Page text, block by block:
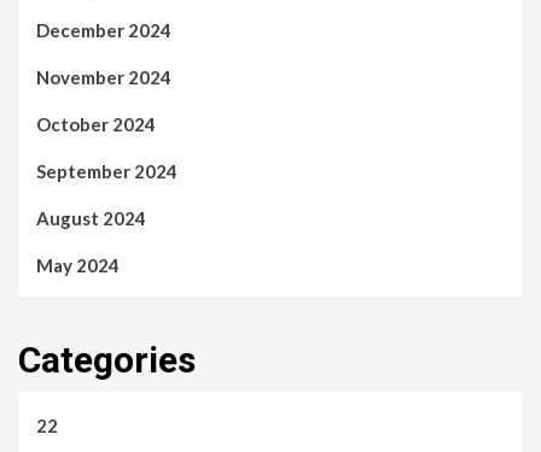
December 2024
November 2024
October 2024
September 2024
August 2024
May 2024
Categories
22